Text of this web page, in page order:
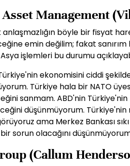
Management
böyle bir fisyat
emin değilim; fakat
işlemleri bu durumu
ekonomisini ciddi
Türkiye hala bir NATO
sanmam. ABD'nin Türkiye'nin
düşünmüyorum.
ama Merkez Bankası
sorun olacağını
(Callum